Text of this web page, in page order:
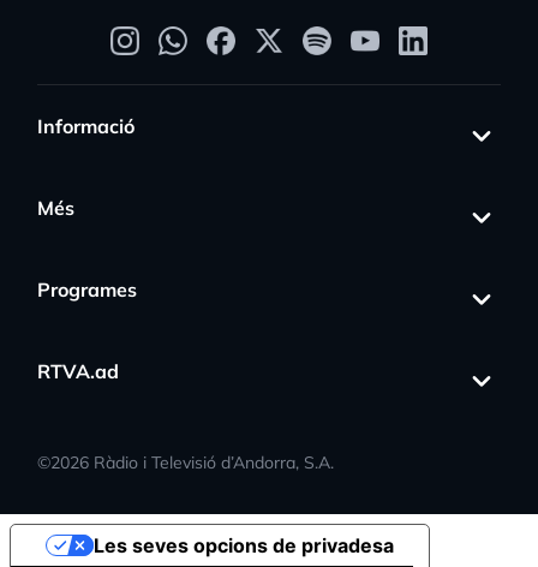
Informació
Més
Programes
RTVA.ad
©2026 Ràdio i Televisió d’Andorra, S.A.
Les seves opcions de privadesa